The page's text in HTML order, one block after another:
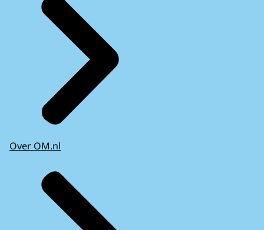
Over OM.nl